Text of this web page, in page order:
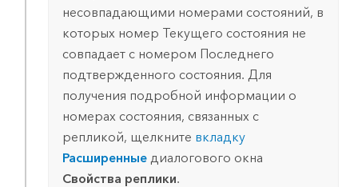
несовпадающими номерами состояний, в
которых номер Текущего состояния не
совпадает с номером Последнего
подтвержденного состояния. Для
получения подробной информации о
номерах состояния, связанных с
репликой, щелкните вкладку
Расширенныедиалогового окна
Свойства реплики.